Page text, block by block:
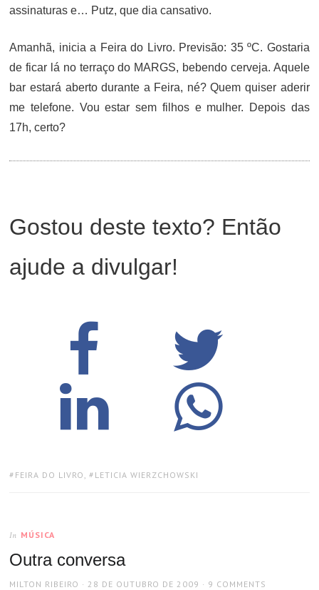
assinaturas e… Putz, que dia cansativo.
Amanhã, inicia a Feira do Livro. Previsão: 35 ºC. Gostaria
de ficar lá no terraço do MARGS, bebendo cerveja. Aquele
bar estará aberto durante a Feira, né? Quem quiser aderir
me telefone. Vou estar sem filhos e mulher. Depois das
17h, certo?
Gostou deste texto? Então
ajude a divulgar!
TAGS:
FEIRA DO LIVRO , LETICIA WIERZCHOWSKI
In MÚSICA
Outra conversa
AUTHOR
MILTON RIBEIRO
POSTED
28 DE OUTUBRO DE 2009 9 COMMENTS